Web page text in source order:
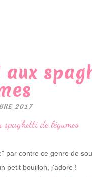
2017
par contre ce genre de
petit bouillon, j'adore !